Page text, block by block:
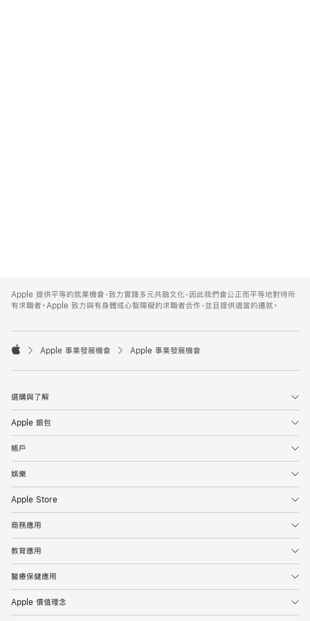
Footer
Apple 提供平等的就業機會，致力實踐多元共融文化，因此我們會公正而平等地對待所
有求職者。Apple 致力與有身體或心智障礙的求職者合作，並且提供適當的遷就。

Apple 事業發展機會 Apple 事業發展機會
選購與了解
Apple 銀包
帳戶
娛樂
Apple Store
商務應用
教育應用
醫療保健應用
Apple 價值理念